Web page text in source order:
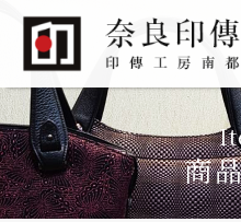
商